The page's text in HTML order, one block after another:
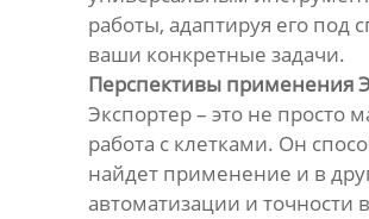
работы, адаптируя его под
ваши конкретные задачи.
Перспективы применения
Экспортер – это не просто
работа с клетками. Он
найдет применение и в
автоматизации и точности